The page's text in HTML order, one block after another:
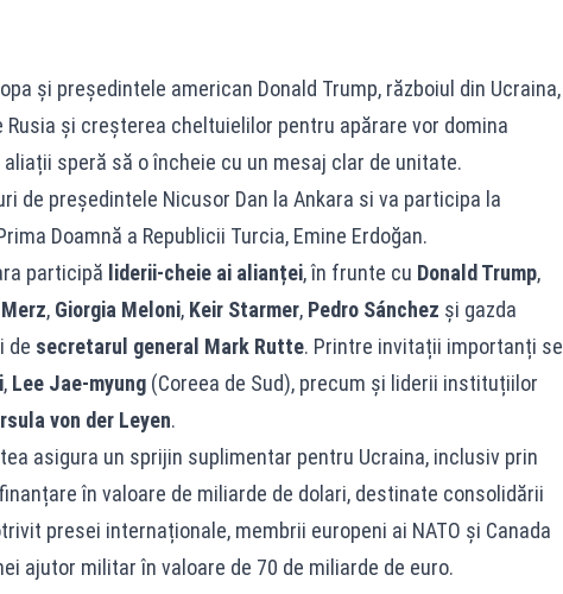
și președintele american Donald Trump, războiul din Ucraina,
și creșterea cheltuielilor pentru apărare vor domina
speră să o încheie cu un mesaj clar de unitate.
de președintele Nicusor Dan la Ankara si va participa la
Doamnă a Republicii Turcia, Emine Erdoğan.
participă liderii-cheie ai alianței, în frunte cu Donald Trump,
, Giorgia Meloni, Keir Starmer, Pedro Sánchez și gazda
de secretarul general Mark Rutte. Printre invitații importanți se
, Lee Jae-myung(Coreea de Sud), precum și liderii instituțiilor
von der Leyen.
asigura un sprijin suplimentar pentru Ucraina, inclusiv prin
în valoare de miliarde de dolari, destinate consolidării
presei internaționale, membrii europeni ai NATO și Canada
ajutor militar în valoare de 70 de miliarde de euro.